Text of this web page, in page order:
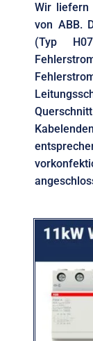
Wir liefern
von ABB.
(Typ